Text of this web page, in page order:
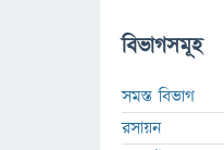
বিভাগসমূহ
সমস্ত বিভাগ
রসায়ন